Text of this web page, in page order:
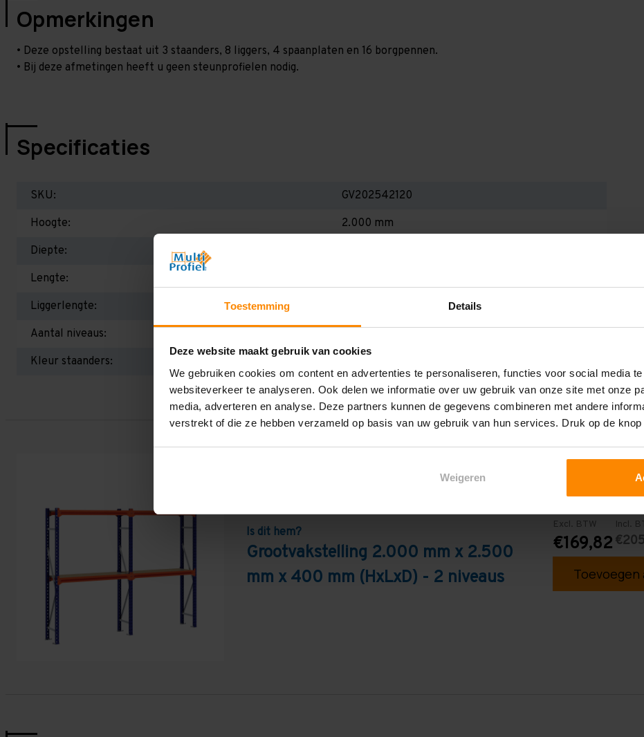
Toestemming Details
Deze website maakt gebruik van cookies
We gebruiken cookies om content en advertenties te personaliseren, functies voor social media
websiteverkeer te analyseren. Ook delen we informatie over uw gebruik van onze site met onze
media, adverteren en analyse. Deze partners kunnen de gegevens combineren met andere
verstrekt of die ze hebben verzameld op basis van uw gebruik van hun services. Druk op de
Weigeren
Opmerkingen
• Deze opstelling bestaat uit 3 staanders, 8 liggers, 4 spaanplaten en 16 borgpennen.
• Bij deze afmetingen heeft u geen steunprofielen nodig.
Specificaties
SKU:
GV202542120
Hoogte:
2.000 mm
Diepte:
Lengte:
Liggerlengte:
Aantal niveaus:
Kleur staanders:
Is dit hem?
Grootvakstelling 2.000 mm x 2.500
mm x 400 mm (HxLxD) - 2 niveaus
Excl. BTW
€169,82
Incl.